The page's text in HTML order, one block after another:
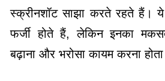
स्क्रीनशॉट साझा करते रहते हैं। ये
फर्जी होते हैं, लेकिन इनका
बढ़ाना और भरोसा कायम करना